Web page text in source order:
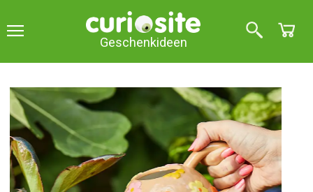
Geschenkideen
Original Gießkanne in Form einer Schildkröte